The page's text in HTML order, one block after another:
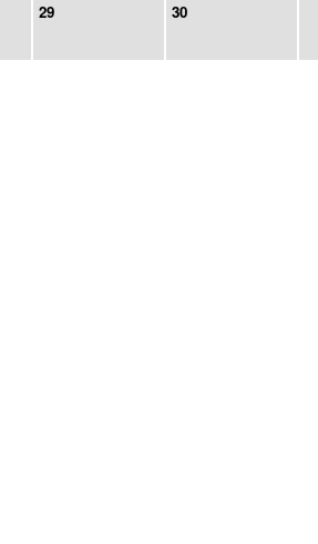
29 30